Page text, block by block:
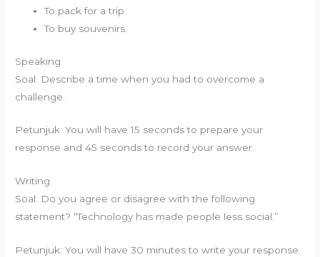
To pack for a trip.
To buy souvenirs.
Speaking
Soal: Describe a time when you had to overcome a
challenge.
Petunjuk: You will have 15 seconds to prepare your
response and 45 seconds to record your answer.
Writing
Soal: Do you agree or disagree with the following
statement? “Technology has made people less social.”
Petunjuk: You will have 30 minutes to write your response.